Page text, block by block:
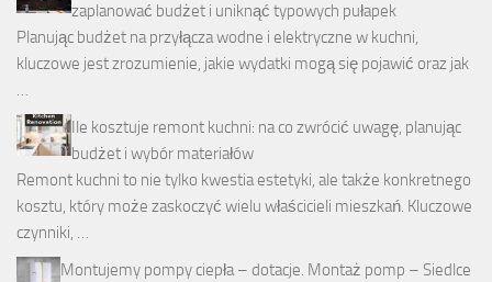
zaplanować budżet i uniknąć typowych pułapek
Planując budżet na przyłącza wodne i elektryczne w kuchni,
kluczowe jest zrozumienie, jakie wydatki mogą się pojawić oraz jak
…
Ile kosztuje remont kuchni: na co zwrócić uwagę, planując
budżet i wybór materiałów
Remont kuchni to nie tylko kwestia estetyki, ale także konkretnego
kosztu, który może zaskoczyć wielu właścicieli mieszkań. Kluczowe
czynniki, …
Montujemy pompy ciepła – dotacje. Montaż pomp – Siedlce